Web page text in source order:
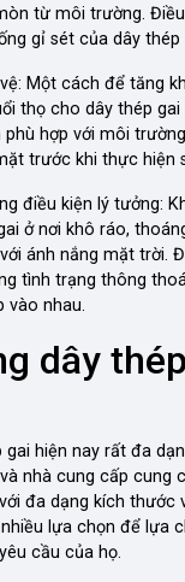
từ môi trường.
gỉ sét của dây thép
Một cách để tăng
thọ cho dây thép gai
phù hợp với môi
trước khi thực hiện
điều kiện lý tưởng:
ở nơi khô ráo,
ánh nắng mặt trời.
tình trạng thông
vào nhau.
dây
hiện nay rất đa
nhà cung cấp cung
đa dạng kích thước
lựa chọn để lựa
cầu của họ.